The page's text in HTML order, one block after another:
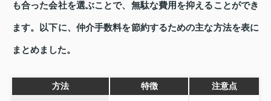
も合った会社を選ぶことで、無駄な費用を抑えることができ
ます。以下に、仲介手数料を節約するための主な方法を表に
まとめました。
方法 特徴 注意点